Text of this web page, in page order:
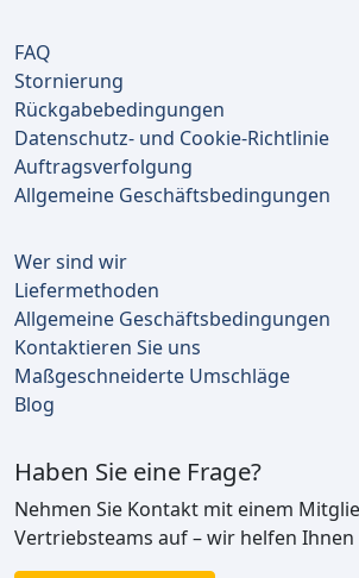
FAQ
Stornierung
Rückgabebedingungen
Datenschutz- und Cookie-Richtlinie
Auftragsverfolgung
Allgemeine Geschäftsbedingungen
Wer sind wir
Liefermethoden
Allgemeine Geschäftsbedingungen
Kontaktieren Sie uns
Maßgeschneiderte Umschläge
Blog
Haben Sie eine Frage?
Nehmen Sie Kontakt mit einem
Vertriebsteams auf – wir helfen Ihnen